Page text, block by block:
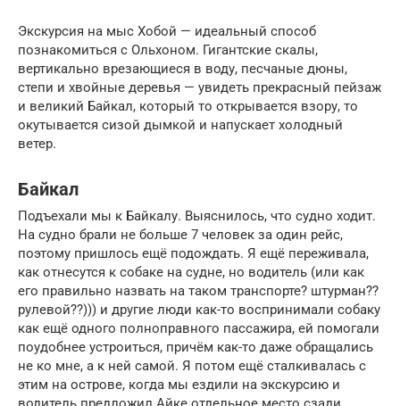
Экскурсия на мыс Хобой — идеальный способ
познакомиться с Ольхоном. Гигантские скалы,
вертикально врезающиеся в воду, песчаные дюны,
степи и хвойные деревья — увидеть прекрасный пейзаж
и великий Байкал, который то открывается взору, то
окутывается сизой дымкой и напускает холодный
ветер.
Байкал
Подъехали мы к Байкалу. Выяснилось, что судно ходит.
На судно брали не больше 7 человек за один рейс,
поэтому пришлось ещё подождать. Я ещё переживала,
как отнесутся к собаке на судне, но водитель (или как
его правильно назвать на таком транспорте? штурман??
рулевой??))) и другие люди как-то воспринимали собаку
как ещё одного полноправного пассажира, ей помогали
поудобнее устроиться, причём как-то даже обращались
не ко мне, а к ней самой. Я потом ещё сталкивалась с
этим на острове, когда мы ездили на экскурсию и